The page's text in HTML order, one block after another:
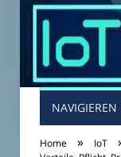
NAVIGIEREN
Home » IoT